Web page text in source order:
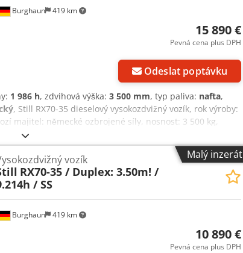
Burghaun 419 km
15 890 €
Pevná cena plus DPH
Odeslat poptávku
1 986 h, zdvihová výška: 3 500 mm, typ paliva: nafta,
, Still RX70-35 dieselový vysokozdvižný vozík, rok výroby:
majitel: německé ozbrojené síly, nosnost: 3 500 kg,
hydraulický boční posuv, plná kabina, dieselový
stav!, ihned připraven k použití! Na přání vám
Mihm (tel.) vám rád poradí. Další informace naleznete
prodej vyhrazeny! Chjdpfezpdkpox Agvea Kabina =
kontaktujte Tobias Eberta.
Malý inzerát
Burghaun 419 km
vozík
RX70-35 / Duplex: 3.50m! /
/ SS
10 890 €
Pevná cena plus DPH